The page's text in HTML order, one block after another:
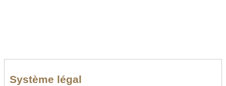
Système légal